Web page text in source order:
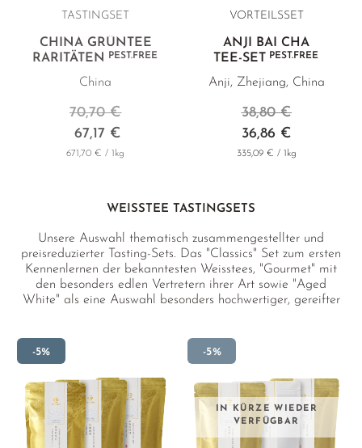
TASTINGSET
CHINA GRÜNTEE
RARITÄTENPEST.FREE
China
67,17 €
70,70 €
671,70 € / 1kg
VORTEILSSET
ANJI BAI CHA
TEE-SETPEST.FREE
Anji, Zhejiang, China
36,86 €
38,80 €
335,09 € / 1kg
WEISSTEE TASTINGSETS
Unsere Auswahl thematisch zusammengestellter und
preisreduzierter Tasting-Sets. Das "Classics" Set zum ersten
Kennenlernen der bekanntesten Weisstees, "Gourmet" mit
den besonders edlen Vertretern ihrer Art sowie "Aged
White" als eine Auswahl besonders hochwertiger, gereifter
-5% -5%
IN KÜRZE WIEDER
VERFÜGBAR